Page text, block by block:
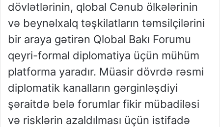
dövlətlərinin, qlobal Cənub ölkələrinin
və beynəlxalq təşkilatların təmsilçilərini
bir araya gətirən Qlobal Bakı Forumu
qeyri-formal diplomatiya üçün mühüm
platforma yaradır. Müasir dövrdə rəsmi
diplomatik kanalların gərginləşdiyi
şəraitdə belə forumlar fikir mübadiləsi
və risklərin azaldılması üçün istifadə